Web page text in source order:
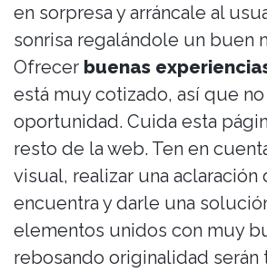
en sorpresa y arráncale al
sonrisa regalándole un buen
Ofrecer buenas
está muy cotizado, así que
oportunidad. Cuida esta
resto de la web. Ten en
visual, realizar una aclaración
encuentra y darle una
elementos unidos con muy
rebosando originalidad serán